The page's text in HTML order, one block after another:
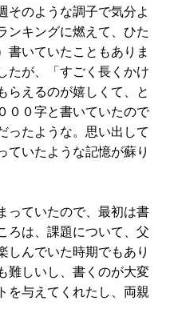
のような調子で気分よ
ンキングに燃えて、ひた
書いていたこともありま
たが、「すごく長くかけ
らえるのが嬉しくて、と
００字と書いていたので
ったような。思い出して
ていたような記憶が蘇り
っていたので、最初は書
ろは、課題について、父
しんでいた時期でもあり
難しいし、書くのが大変
を与えてくれたし、両親